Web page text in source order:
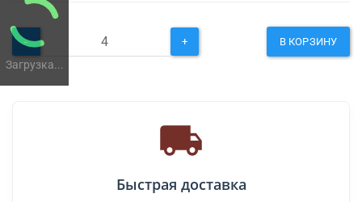
Загрузка...
- + В КОРЗИНУ
Быстрая доставка